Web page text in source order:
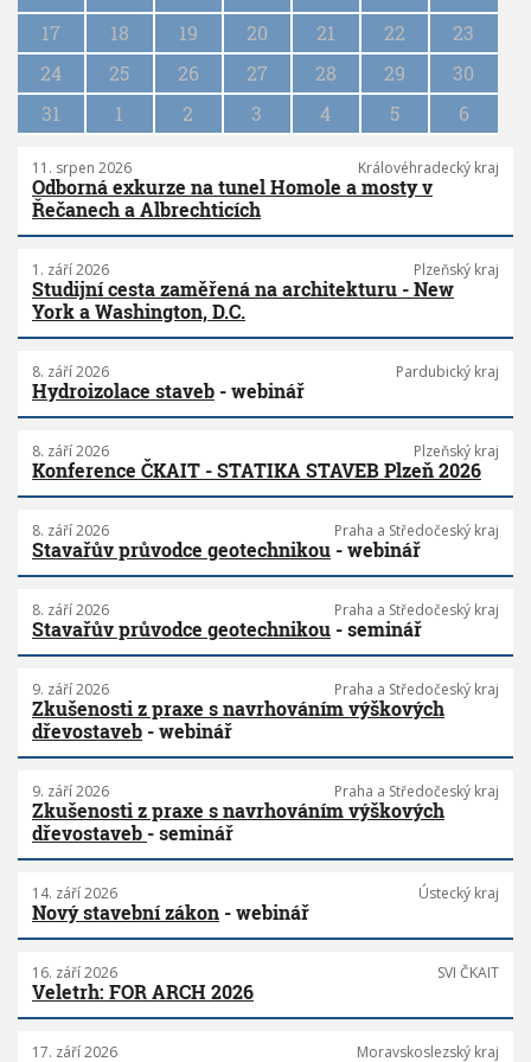
i
o
17
18 19 20 21 22
23
24
25 26 27 28 29
30
31
1 2 3 4 5 6
11. srpen 2026 Královéhradecký kraj
Odborná exkurze na tunel Homole a mosty v
Řečanech a Albrechticích
1. září 2026 Plzeňský kraj
Studijní cesta zaměřená na architekturu - New
York a Washington, D.C.
8. září 2026 Pardubický kraj
Hydroizolace staveb - webinář
8. září 2026 Plzeňský kraj
Konference ČKAIT - STATIKA STAVEB Plzeň 2026
8. září 2026 Praha a Středočeský kraj
Stavařův průvodce geotechnikou - webinář
8. září 2026 Praha a Středočeský kraj
Stavařův průvodce geotechnikou - seminář
9. září 2026 Praha a Středočeský kraj
Zkušenosti z praxe s navrhováním výškových
dřevostaveb - webinář
9. září 2026 Praha a Středočeský kraj
Zkušenosti z praxe s navrhováním výškových
dřevostaveb - seminář
14. září 2026 Ústecký kraj
Nový stavební zákon - webinář
16. září 2026 SVI ČKAIT
Veletrh: FOR ARCH 2026
17. září 2026 Moravskoslezský kraj